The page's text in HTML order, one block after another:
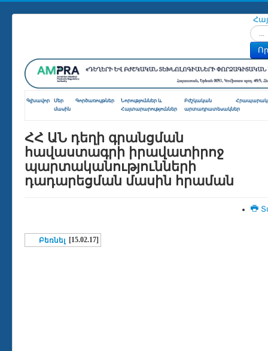
Գլխավոր
Մեր
մասին
Գործառույթներ
Նորություններ և
Հայտարարություններ
Բժշկական
արտադրատեսակներ
ՀՀ ԱՆ դեղի գրանցման
հավաստագրի իրավատիրոջ
պարտականությունների
դադարեցման մասին հրաման
Բեռնել [15.02.17]